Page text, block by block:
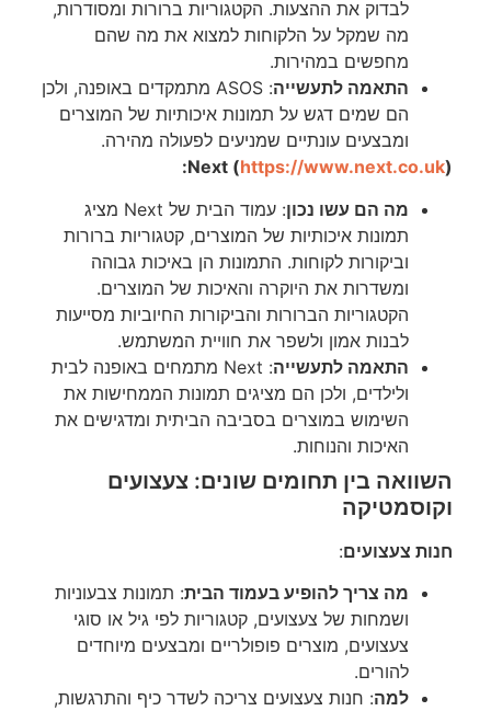
לבדוק את ההצעות. הקטגוריות ברורות ומסודרות,
מה שמקל על הלקוחות למצוא את מה שהם
מחפשים במהירות.
התאמה לתעשייה
: ASOS מתמקדים באופנה, ולכן
הם שמים דגש על תמונות איכותיות של המוצרים
ומבצעים עונתיים שמניעים לפעולה מהירה.
Next (https://www.next.co.uk):
מה הם עשו נכון
: עמוד הבית של Next מציג
תמונות איכותיות של המוצרים, קטגוריות ברורות
וביקורות לקוחות. התמונות הן באיכות גבוהה
ומשדרות את היוקרה והאיכות של המוצרים.
הקטגוריות הברורות והביקורות החיוביות מסייעות
לבנות אמון ולשפר את חוויית המשתמש.
התאמה לתעשייה
: Next מתמחים באופנה לבית
ולילדים, ולכן הם מציגים תמונות הממחישות את
השימוש במוצרים בסביבה הביתית ומדגישים את
האיכות והנוחות.
השוואה בין תחומים שונים: צעצועים
וקוסמטיקה
חנות צעצועים:
מה צריך להופיע בעמוד הבית: תמונות צבעוניות
ושמחות של צעצועים, קטגוריות לפי גיל או סוגי
צעצועים, מוצרים פופולריים ומבצעים מיוחדים
להורים.
למה: חנות צעצועים צריכה לשדר כיף והתרגשות,